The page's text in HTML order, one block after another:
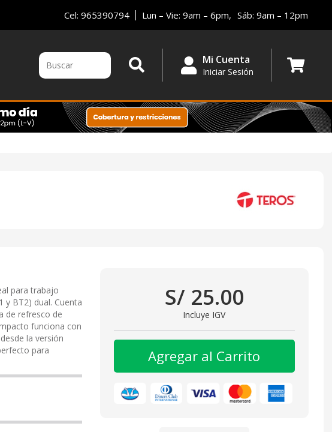
Cel: 965390794 Lun – Vie: 9am – 6pm, Sáb: 9am – 12pm
Mi Cuenta
Iniciar Sesión
para trabajo
y BT2) dual. Cuenta
de refresco de
funciona con
la versión
para
S/ 25.00
Incluye IGV
Agregar al Carrito